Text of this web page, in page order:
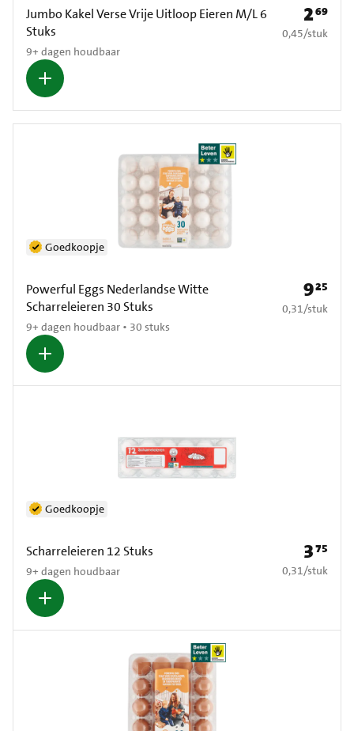
Jumbo Kakel Verse Vrije Uitloop Eieren M/L 6
Stuks
9+ dagen houdbaar
Prijs: €
269
€ 0,45 per stuk
0,45/stuk
Powerful Eggs Nederlandse Witte
Scharreleieren 30 Stuks
9+ dagen houdbaar • 30 stuks
Goedkoopje
Prijs: €
925
€ 0,31 per stuk
0,31/stuk
Scharreleieren 12 Stuks
9+ dagen houdbaar
Goedkoopje
Prijs: €
375
€ 0,31 per stuk
0,31/stuk